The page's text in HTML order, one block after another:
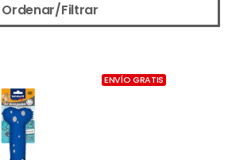
Ordenar/Filtrar
ENVÍO GRATIS